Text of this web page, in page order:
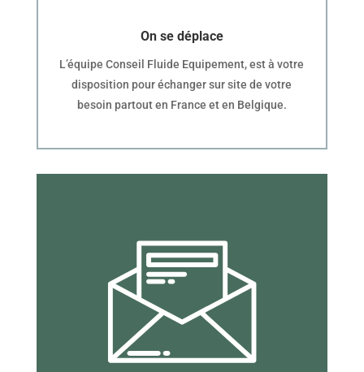
On se déplace
L’équipe Conseil Fluide Equipement, est à votre
disposition pour échanger sur site de votre
besoin partout en France et en Belgique.